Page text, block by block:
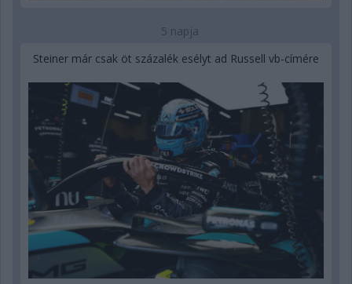
5 napja
Steiner már csak öt százalék esélyt ad Russell vb-címére